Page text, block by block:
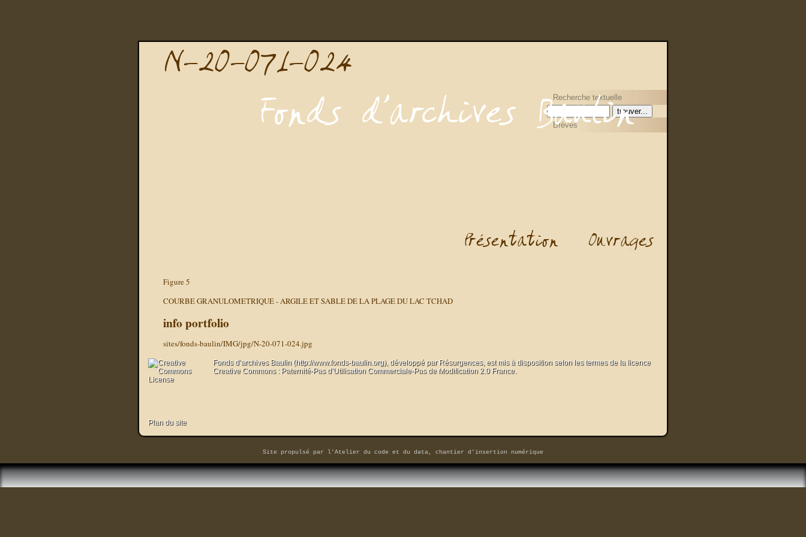
Recherche textuelle
Brèves
Figure 5
COURBE GRANULOMETRIQUE - ARGILE ET SABLE DE LA PLAGE DU LAC TCHAD
info portfolio
sites/fonds-baulin/IMG/jpg/N-20-071-024.jpg
Fonds d’archives Baulin (http://www.fonds-baulin.org), développé par Résurgences, est mis à disposition selon les termes de la licence
Creative Commons : Paternité-Pas d’Utilisation Commerciale-Pas de Modification 2.0 France.
Plan du site
Site propulsé par l'Atelier du code et du data, chantier d'insertion numérique